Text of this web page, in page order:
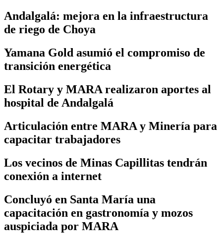
Andalgalá: mejora en la infraestructura
de riego de Choya
Yamana Gold asumió el compromiso de
transición energética
El Rotary y MARA realizaron aportes al
hospital de Andalgalá
Articulación entre MARA y Minería para
capacitar trabajadores
Los vecinos de Minas Capillitas tendrán
conexión a internet
Concluyó en Santa María una
capacitación en gastronomía y mozos
auspiciada por MARA